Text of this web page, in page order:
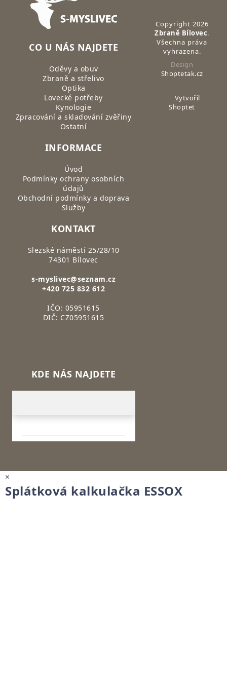
CO U NÁS NAJDETE
Oděvy a obuv
Zbraně a střelivo
Optika
Lovecké potřeby
Kynologie
Zpracování a skladování zvěřiny
Ostatní
INFORMACE
Úvod
Podmínky ochrany osobních
údajů
Obchodní podmínky a doprava
Služby
KONTAKT
Slezské náměstí 25/28/10
74301 Bílovec
s-myslivec@seznam.cz
+420 725 832 612
IČO: 05951615
DIČ: CZ05951615
KDE NÁS NAJDETE
Copyright 2026
Zbraně Bílovec.
Všechna práva
vyhrazena.
Design
Shoptetak.cz
Vytvořil
Shoptet
×
Splátková kalkulačka ESSOX